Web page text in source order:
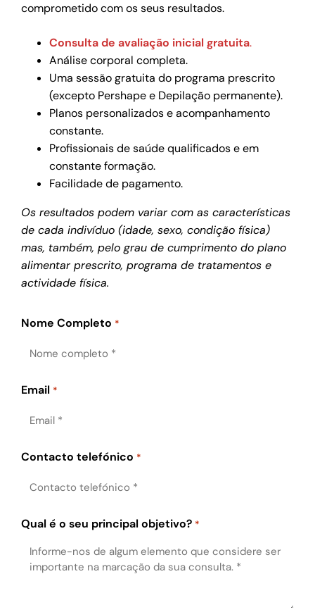
comprometido com os seus resultados.
Consulta de avaliação inicial gratuita.
Análise corporal completa.
Uma sessão gratuita do programa prescrito
(excepto Pershape e Depilação permanente).
Planos personalizados e acompanhamento
constante.
Profissionais de saúde qualificados e em
constante formação.
Facilidade de pagamento.
Os resultados podem variar com as características
de cada indivíduo (idade, sexo, condição física)
mas, também, pelo grau de cumprimento do plano
alimentar prescrito, programa de tratamentos e
actividade física.
Nome Completo *
Email *
Contacto telefónico *
Qual é o seu principal objetivo? *